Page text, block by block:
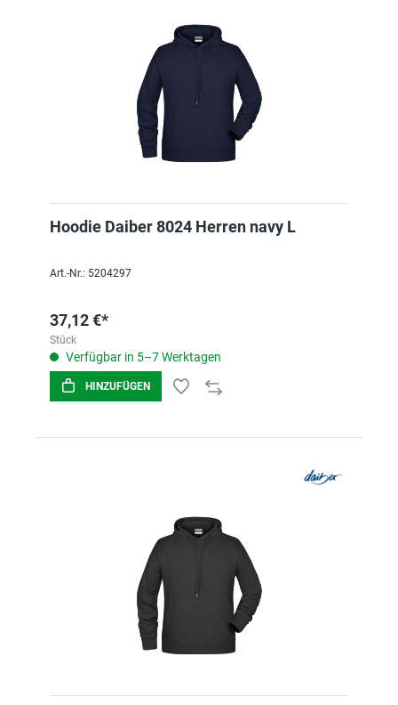
Hoodie Daiber 8024 Herren navy L
Art.-Nr.: 5204297
37,12 €*
Stück
Verfügbar in 5–7 Werktagen
HINZUFÜGEN